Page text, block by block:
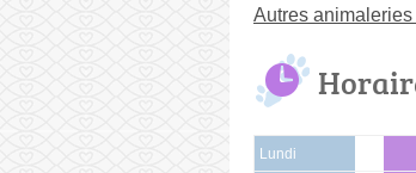
Autres
Lundi